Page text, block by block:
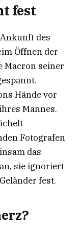
fest
des
Öffnen der
Macron seiner
Hände vor
Mannes.
Fotografen
das
sie ignoriert
fest.